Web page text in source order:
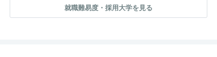
就職難易度・採用大学を見る